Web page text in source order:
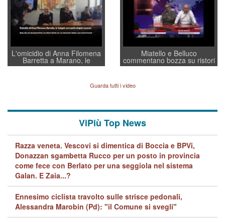
L'omicidio di Anna Filomena
Barretta a Marano, le
indagini dei carabinieri di
Lavarra: più avvincenti di
quelle di... Barbara D'Urso
Miatello e Belluco
commentano bozza su ristori
BPVi e Veneto Banca
Guarda tutti i video
ViPiù Top News
Razza veneta. Vescovi si dimentica di Boccia e BPVi,
Donazzan sgambetta Rucco per un posto in provincia
come fece con Berlato per una seggiola nel sistema
Galan. E Zaia...?
Ennesimo ciclista travolto sulle strisce pedonali,
Alessandra Marobin (Pd): "il Comune si svegli"